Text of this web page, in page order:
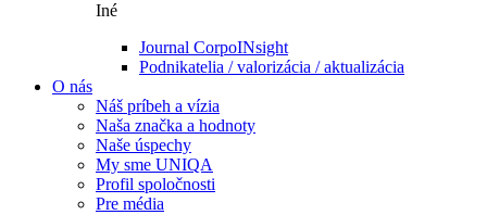
Iné
Journal CorpoINsight
Podnikatelia / valorizácia / aktualizácia
O nás
Náš príbeh a vízia
Naša značka a hodnoty
Naše úspechy
My sme UNIQA
Profil spoločnosti
Pre média